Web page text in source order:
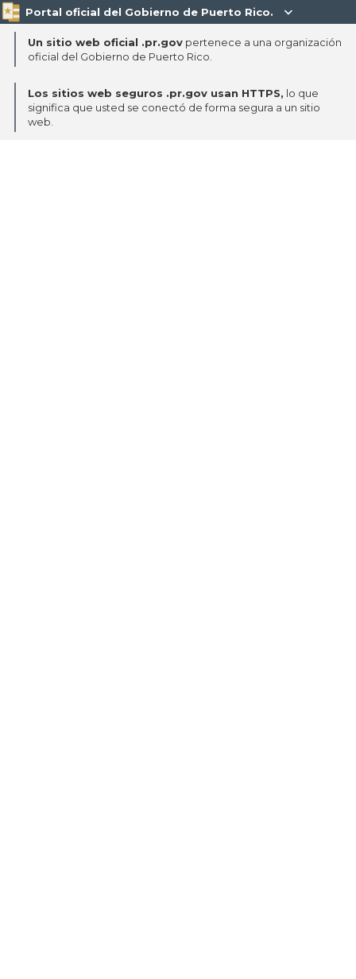
Portal oficial del Gobierno de Puerto Rico. 
Un sitio web oficial .pr.govpertenece a una organización
oficial del Gobierno de Puerto Rico.
Los sitios web seguros .pr.gov usan HTTPS, lo que
significa que usted se conectó de forma segura a un sitio
web.